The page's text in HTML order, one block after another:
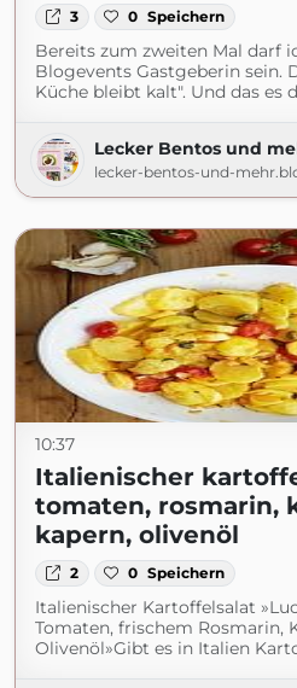
3 0 Speichern
Bereits zum zweiten Mal darf
Blogevents Gastgeberin sein.
Küche bleibt kalt". Und das es
Lecker Bentos und
lecker-bentos-und-
10:37
Italienischer
tomaten, rosmarin,
kapern, olivenöl
2 0 Speichern
Italienischer Kartoffelsalat
Tomaten, frischem Rosmarin,
Olivenöl»Gibt es in Italien